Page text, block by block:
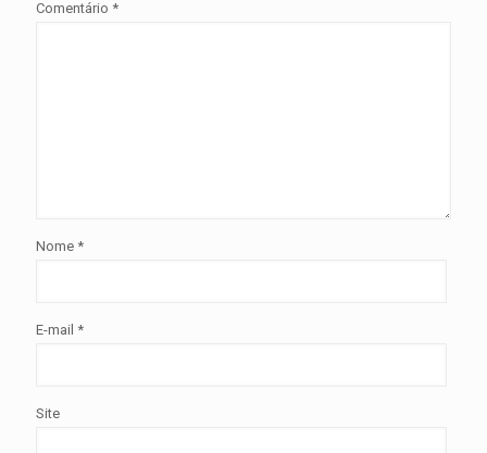
Comentário *
Nome *
E-mail *
Site